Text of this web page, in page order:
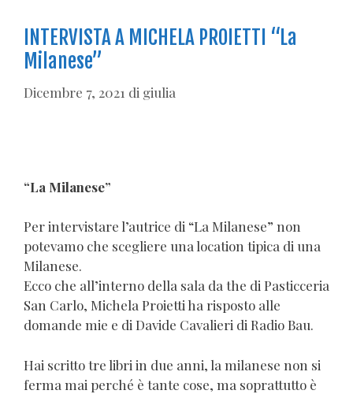
INTERVISTA A MICHELA PROIETTI “La
Milanese”
Dicembre 7, 2021 di giulia
“La Milanese”
Per intervistare l’autrice di “La Milanese” non
potevamo che scegliere una location tipica di una
Milanese.
Ecco che all’interno della sala da the di Pasticceria
San Carlo, Michela Proietti ha risposto alle
domande mie e di Davide Cavalieri di Radio Bau.
Hai scritto tre libri in due anni, la milanese non si
ferma mai perché è tante cose, ma soprattutto è